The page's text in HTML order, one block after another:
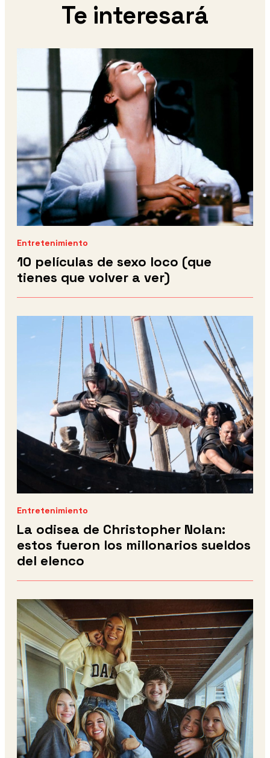
Te interesará
Entretenimiento
10 películas de sexo loco (que
tienes que volver a ver)
Entretenimiento
La odisea de Christopher Nolan:
estos fueron los millonarios sueldos
del elenco